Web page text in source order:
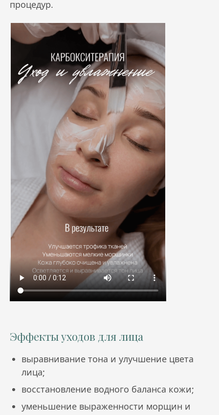
процедур.
Эффекты уходов для лица
выравнивание тона и улучшение цвета
лица;
восстановление водного баланса кожи;
уменьшение выраженности морщин и